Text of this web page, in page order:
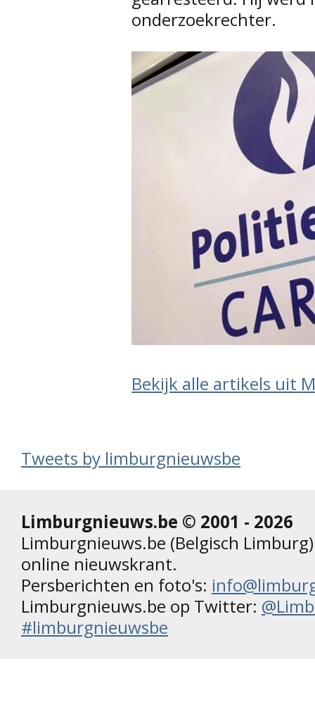
onderzoekrechter.
Bekijk alle artikels uit
Tweets by limburgnieuwsbe
Limburgnieuws.be © 2001 - 2026
Limburgnieuws.be (Belgisch
online nieuwskrant.
Persberichten en foto's:
Limburgnieuws.be op Twitter:
#limburgnieuwsbe